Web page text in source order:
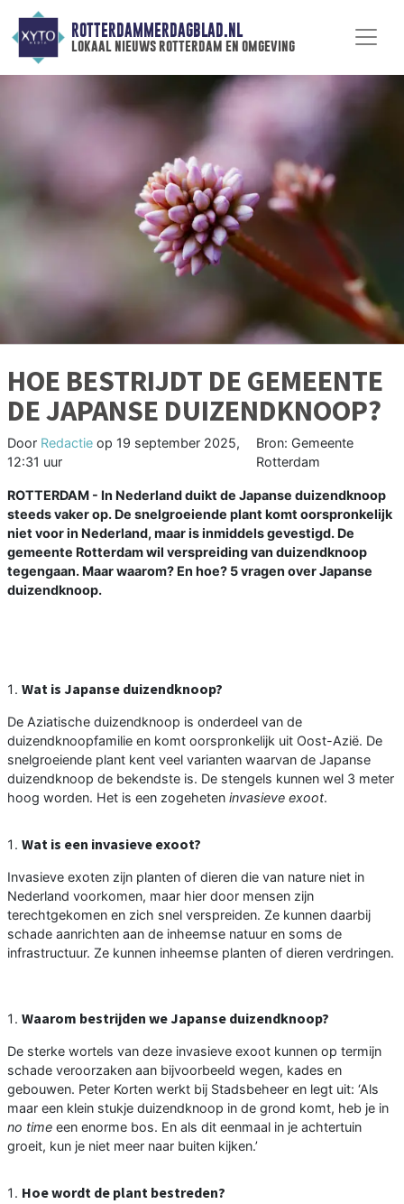
ROTTERDAMMERDAGBLAD.NL
lokaal nieuws rotterdam en omgeving
HOE BESTRIJDT DE GEMEENTE
DE JAPANSE DUIZENDKNOOP?
Door Redactie op 19 september 2025,
12:31 uur
Bron: Gemeente
Rotterdam
ROTTERDAM - In Nederland duikt de Japanse duizendknoop
steeds vaker op. De snelgroeiende plant komt oorspronkelijk
niet voor in Nederland, maar is inmiddels gevestigd. De
gemeente Rotterdam wil verspreiding van duizendknoop
tegengaan. Maar waarom? En hoe? 5 vragen over Japanse
duizendknoop.
Wat is Japanse duizendknoop?
De Aziatische duizendknoop is onderdeel van de
duizendknoopfamilie en komt oorspronkelijk uit Oost-Azië. De
snelgroeiende plant kent veel varianten waarvan de Japanse
duizendknoop de bekendste is. De stengels kunnen wel 3 meter
hoog worden. Het is een zogeheten invasieve exoot.
Wat is een invasieve exoot?
Invasieve exoten zijn planten of dieren die van nature niet in
Nederland voorkomen, maar hier door mensen zijn
terechtgekomen en zich snel verspreiden. Ze kunnen daarbij
schade aanrichten aan de inheemse natuur en soms de
infrastructuur. Ze kunnen inheemse planten of dieren verdringen.
Waarom bestrijden we Japanse duizendknoop?
De sterke wortels van deze invasieve exoot kunnen op termijn
schade veroorzaken aan bijvoorbeeld wegen, kades en
gebouwen. Peter Korten werkt bij Stadsbeheer en legt uit: ‘Als
maar een klein stukje duizendknoop in de grond komt, heb je in
no time een enorme bos. En als dit eenmaal in je achtertuin
groeit, kun je niet meer naar buiten kijken.’
Hoe wordt de plant bestreden?